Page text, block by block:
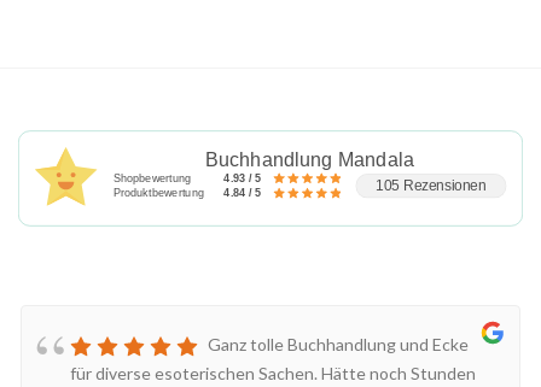
Buchhandlung Mandala
Shopbewertung 4.93 / 5
Produktbewertung 4.84 / 5 105 Rezensionen
Ganz tolle Buchhandlung und Ecke
für diverse esoterischen Sachen. Hätte noch Stunden